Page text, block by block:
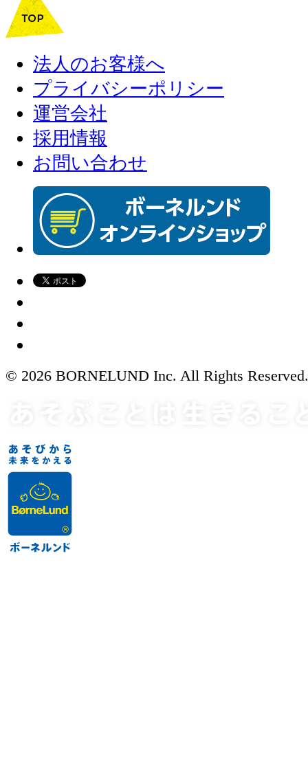
法人のお客様へ
プライバシーポリシー
運営会社
採用情報
お問い合わせ
© 2026 BORNELUND Inc. All Rights Reserved.